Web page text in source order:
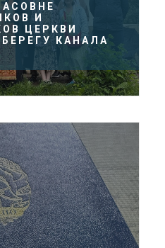
И
ЦЕРКВИ
КАНАЛА